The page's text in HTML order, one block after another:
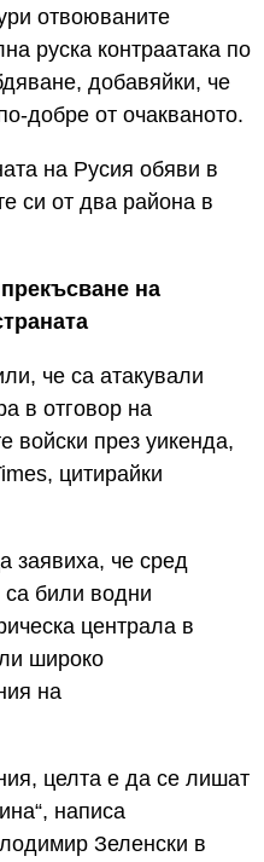
отвоюваните
руска контраатака по
добавяйки, че
добре от очакваното.
на Русия обяви в
си от два района в
на
че са атакували
в отговор на
войски през уикенда,
цитирайки
заявиха, че сред
са били водни
централа в
широко
на
целта е да се лишат
написа
Зеленски в